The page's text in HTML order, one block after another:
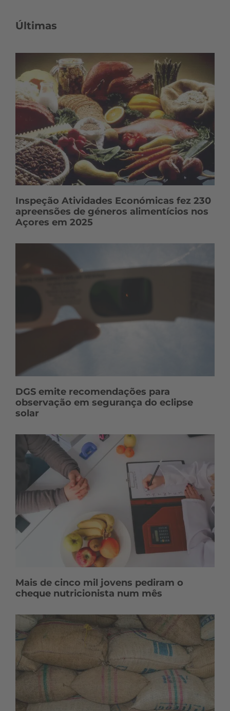
o
t
e
ú
d
s
Últimas
Inspeção Atividades Económicas fez 230
apreensões de géneros alimentícios nos
Açores em 2025
DGS emite recomendações para
observação em segurança do eclipse
solar
Mais de cinco mil jovens pediram o
cheque nutricionista num mês